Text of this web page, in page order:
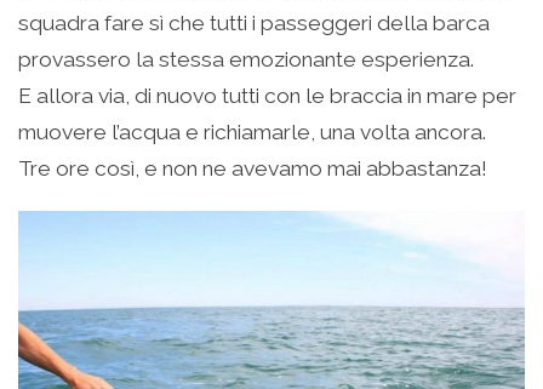
squadra fare sì che tutti i passeggeri della barca
provassero la stessa emozionante esperienza.
E allora via, di nuovo tutti con le braccia in mare per
muovere l’acqua e richiamarle, una volta ancora.
Tre ore così, e non ne avevamo mai abbastanza!